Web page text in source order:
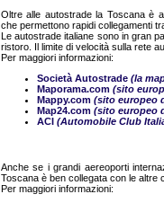
Oltre alle autostrade la Toscana è
che permettono rapidi collegamenti
Le autostrade italiane sono in gran
ristoro. Il limite di velocità sulla rete
Per maggiori informazioni:
Società Autostrade (la
Maporama.com (sito
Mappy.com (sito europeo
Map24.com (sito europeo
ACI (Automobile Club
Anche se i grandi aereoporti
Toscana è ben collegata con le altre
Per maggiori informazioni: